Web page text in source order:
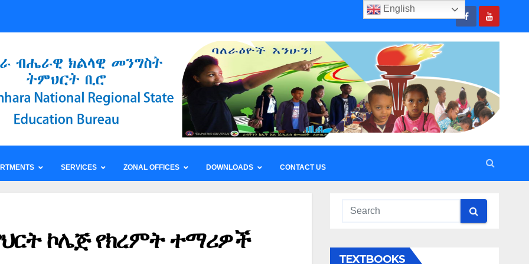
SERVICES ZONAL OFFICES DOWNLOADS CONTACT US
ኮሌጅ የክረምት ተማሪዎች
TEXTBOOKS
English